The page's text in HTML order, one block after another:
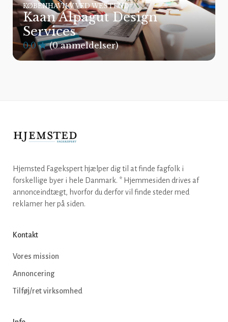
KØBENHAVN V VED WESTEND
Kaan Alpagut Design
Services
0.0 (0 anmeldelser)
Hjemsted Fagekspert hjælper dig til at finde fagfolk i
forskellige byer i hele Danmark. * Hjemmesiden drives af
annonceindtægt, hvorfor du derfor vil finde steder med
reklamer her på siden.
Kontakt
Vores mission
Annoncering
Tilføj/ret virksomhed